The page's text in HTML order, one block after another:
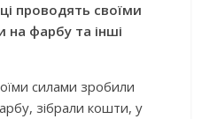
проводять своїми
фарбу та інші
силами зробили
зібрали кошти, у